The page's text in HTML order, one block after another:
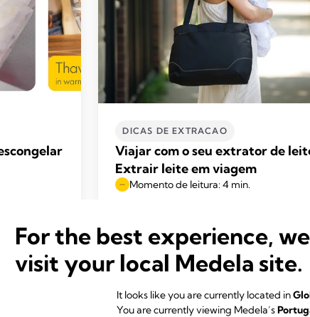
DICAS DE EXTRACAO
Viajar com o seu extrator de
Extrair leite em viagem
Momento de leitura: 4 min.
For the best experience,
visit your local Medela site.
It looks like you are currently located in
You are currently viewing Medela’s